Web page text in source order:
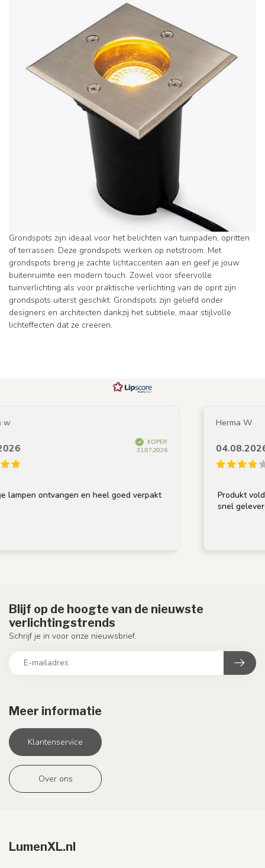
Grondspots zijn ideaal voor het belichten van tuinpaden, opritten
of terrassen. Deze grondspots werken op netstroom. Met
grondspots breng je zachte lichtaccenten aan en geef je jouw
buitenruimte een modern touch. Zowel voor sfeervolle
tuinverlichting als voor praktische verlichting van de oprit zijn
grondspots uiterst geschikt. Grondspots zijn geliefd onder
designers en architecten dankzij het subtiele, maar stijlvolle
lichteffecten dat ze creëren.
KOPER
31.07.2026
ontvangen en heel goed verpakt
Herma W
04.08.2026
Produkt
snel geleverd.
Meer informatie
Klantenservice
Over ons
Blijf op de hoogte van de nieuwste
verlichtingstrends
Schrijf je in voor onze nieuwsbrief.
LumenXL.nl